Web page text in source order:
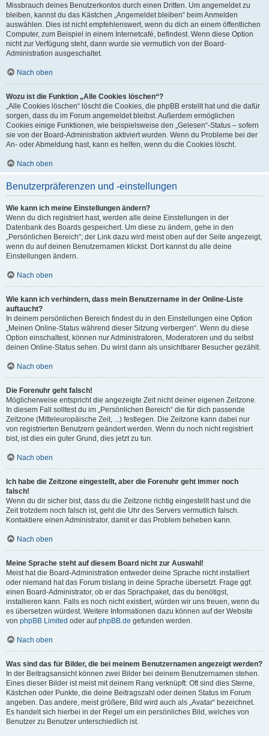
Missbrauch deines Benutzerkontos durch einen Dritten. Um angemeldet zu
bleiben, kannst du das Kästchen „Angemeldet bleiben“ beim Anmelden
auswählen. Dies ist nicht empfehlenswert, wenn du dich an einem öffentlichen
Computer, zum Beispiel in einem Internetcafé, befindest. Wenn diese Option
nicht zur Verfügung steht, dann wurde sie vermutlich von der Board-
Administration ausgeschaltet.
Nach oben
Wozu ist die Funktion „Alle Cookies löschen“?
„Alle Cookies löschen“ löscht die Cookies, die phpBB erstellt hat und die dafür
sorgen, dass du im Forum angemeldet bleibst. Außerdem ermöglichen
Cookies einige Funktionen, wie beispielsweise den „Gelesen“-Status – sofern
sie von der Board-Administration aktiviert wurden. Wenn du Probleme bei der
An- oder Abmeldung hast, kann es helfen, wenn du die Cookies löscht.
Nach oben
Benutzerpräferenzen und -einstellungen
Wie kann ich meine Einstellungen ändern?
Wenn du dich registriert hast, werden alle deine Einstellungen in der
Datenbank des Boards gespeichert. Um diese zu ändern, gehe in den
„Persönlichen Bereich“; der Link dazu wird meist oben auf der Seite angezeigt,
wenn du auf deinen Benutzernamen klickst. Dort kannst du alle deine
Einstellungen ändern.
Nach oben
Wie kann ich verhindern, dass mein Benutzername in der Online-Liste
auftaucht?
In deinem persönlichen Bereich findest du in den Einstellungen eine Option
„Meinen Online-Status während dieser Sitzung verbergen“. Wenn du diese
Option einschaltest, können nur Administratoren, Moderatoren und du selbst
deinen Online-Status sehen. Du wirst dann als unsichtbarer Besucher gezählt.
Nach oben
Die Forenuhr geht falsch!
Möglicherweise entspricht die angezeigte Zeit nicht deiner eigenen Zeitzone.
In diesem Fall solltest du im „Persönlichen Bereich“ die für dich passende
Zeitzone (Mitteleuropäische Zeit, ...) festlegen. Die Zeitzone kann dabei nur
von registrierten Benutzern geändert werden. Wenn du noch nicht registriert
bist, ist dies ein guter Grund, dies jetzt zu tun.
Nach oben
Ich habe die Zeitzone eingestellt, aber die Forenuhr geht immer noch
falsch!
Wenn du dir sicher bist, dass du die Zeitzone richtig eingestellt hast und die
Zeit trotzdem noch falsch ist, geht die Uhr des Servers vermutlich falsch.
Kontaktiere einen Administrator, damit er das Problem beheben kann.
Nach oben
Meine Sprache steht auf diesem Board nicht zur Auswahl!
Meist hat die Board-Administration entweder deine Sprache nicht installiert
oder niemand hat das Forum bislang in deine Sprache übersetzt. Frage ggf.
einen Board-Administrator, ob er das Sprachpaket, das du benötigst,
installieren kann. Falls es noch nicht existiert, würden wir uns freuen, wenn du
es übersetzen würdest. Weitere Informationen dazu können auf der Website
von phpBB Limited oder aufphpBB.de gefunden werden.
Nach oben
Was sind das für Bilder, die bei meinem Benutzernamen angezeigt werden?
In der Beitragsansicht können zwei Bilder bei deinem Benutzernamen stehen.
Eines dieser Bilder ist meist mit deinem Rang verknüpft: Oft sind dies Sterne,
Kästchen oder Punkte, die deine Beitragszahl oder deinen Status im Forum
angeben. Das andere, meist größere, Bild wird auch als „Avatar“ bezeichnet.
Es handelt sich hierbei in der Regel um ein persönliches Bild, welches von
Benutzer zu Benutzer unterschiedlich ist.